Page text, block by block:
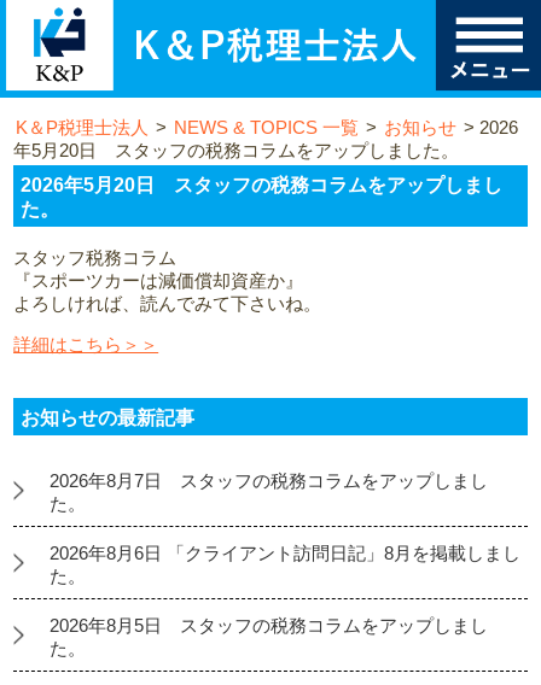
K＆P税理士法人 > NEWS & TOPICS 一覧 > お知らせ >2026
年5月20日 スタッフの税務コラムをアップしました。
2026年5月20日 スタッフの税務コラムをアップしまし
た。
スタッフ税務コラム
『スポーツカーは減価償却資産か』
よろしければ、読んでみて下さいね。
詳細はこちら＞＞
お知らせの最新記事
2026年8月7日 スタッフの税務コラムをアップしまし
た。
2026年8月6日 「クライアント訪問日記」8月を掲載しまし
た。
2026年8月5日 スタッフの税務コラムをアップしまし
た。